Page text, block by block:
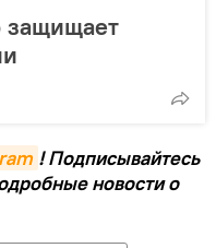
защищает
! Подписывайтесь
новости о